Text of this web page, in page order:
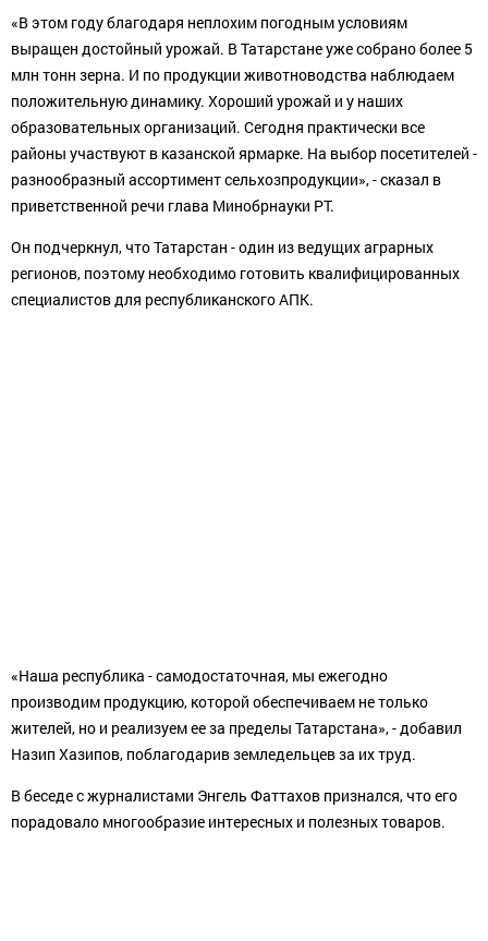
«В этом году благодаря неплохим погодным условиям
выращен достойный урожай. В Татарстане уже собрано более 5
млн тонн зерна. И по продукции животноводства наблюдаем
положительную динамику. Хороший урожай и у наших
образовательных организаций. Сегодня практически все
районы участвуют в казанской ярмарке. На выбор посетителей -
разнообразный ассортимент сельхозпродукции», - сказал в
приветственной речи глава Минобрнауки РТ.
Он подчеркнул, что Татарстан - один из ведущих аграрных
регионов, поэтому необходимо готовить квалифицированных
специалистов для республиканского АПК.
«Наша республика - самодостаточная, мы ежегодно
производим продукцию, которой обеспечиваем не только
жителей, но и реализуем ее за пределы Татарстана», - добавил
Назип Хазипов, поблагодарив земледельцев за их труд.
В беседе с журналистами Энгель Фаттахов признался, что его
порадовало многообразие интересных и полезных товаров.